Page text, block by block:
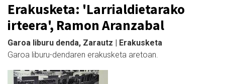
Erakusketa: 'Larrialdietarako
irteera', Ramon Aranzabal
Garoa liburu denda, Zarautz | Erakusketa
Garoa liburu-dendaren erakusketa aretoan.